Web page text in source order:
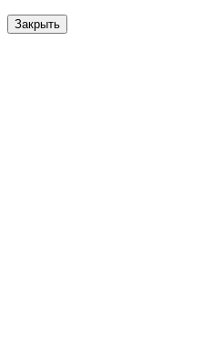
Закрыть